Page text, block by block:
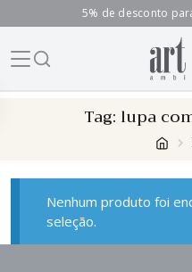
5% de desconto
Tag:lupa
Nenhum produto foi
seleção.